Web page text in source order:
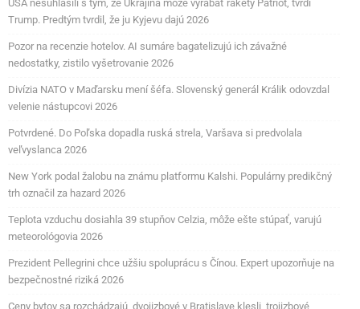
USA nesúhlasili s tým, že Ukrajina môže vyrábať rakety Patriot, tvrdí
Trump. Predtým tvrdil, že ju Kyjevu dajú 2026
Pozor na recenzie hotelov. AI sumáre bagatelizujú ich závažné
nedostatky, zistilo vyšetrovanie 2026
Divízia NATO v Maďarsku mení šéfa. Slovenský generál Králik odovzdal
velenie nástupcovi 2026
Potvrdené. Do Poľska dopadla ruská strela, Varšava si predvolala
veľvyslanca 2026
New York podal žalobu na známu platformu Kalshi. Populárny predikčný
trh označil za hazard 2026
Teplota vzduchu dosiahla 39 stupňov Celzia, môže ešte stúpať, varujú
meteorológovia 2026
Prezident Pellegrini chce užšiu spoluprácu s Čínou. Expert upozorňuje na
bezpečnostné riziká 2026
Ceny bytov sa rozchádzajú, dvojizbové v Bratislave klesli, trojizbové